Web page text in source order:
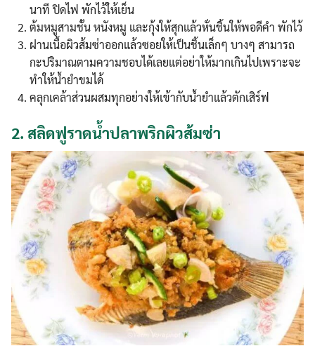
นาที ปิดไฟ พักไว้ให้เย็น
ต้มหมูสามชั้น หนังหมู และกุ้งให้สุกแล้วหั่นชิ้นให้พอดีคำ พักไว้
ฝานเนื้อผิวส้มซ่าออกแล้วซอยให้เป็นชิ้นเล็กๆ บางๆ สามารถ
กะปริมาณตามความชอบได้เลยแต่อย่าให้มากเกินไปเพราะจะ
ทำให้น้ำยำขมได้
คลุกเคล้าส่วนผสมทุกอย่างให้เข้ากับน้ำยำแล้วตักเสิร์ฟ
2. สลิดฟูราดน้ำปลาพริกผิวส้มซ่า